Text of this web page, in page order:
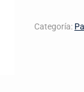
Categoría: